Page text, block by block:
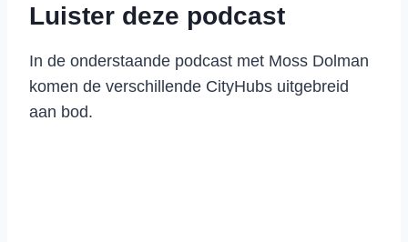
Luister deze podcast
In de onderstaande podcast met Moss Dolman
komen de verschillende CityHubs uitgebreid
aan bod.